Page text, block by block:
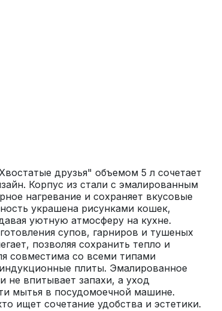
друзья" объемом 5 л сочетает
Корпус из стали с эмалированным
нагревание и сохраняет вкусовые
украшена рисунками кошек,
уютную атмосферу на кухне.
супов, гарниров и тушеных
позволяя сохранить тепло и
совместима со всеми типами
плиты. Эмалированное
не впитывает запахи, а уход
мытья в посудомоечной машине.
ищет сочетание удобства и эстетики.